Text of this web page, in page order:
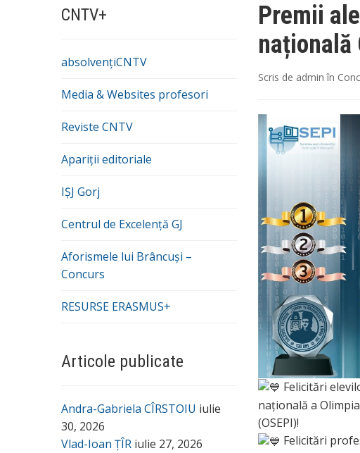
CNTV+
absolvențiCNTV
Media & Websites profesori
Reviste CNTV
Apariții editoriale
IȘJ Gorj
Centrul de Excelență GJ
Aforismele lui Brâncuși –
Concurs
RESURSE ERASMUS+
Articole publicate
Andra-Gabriela CÎRSTOIU iulie
30, 2026
Vlad-Ioan ȚÎR iulie 27, 2026
Premii
națională
Scris de admin în
Felicitări
națională a
(OSEPI)!
Felicitări